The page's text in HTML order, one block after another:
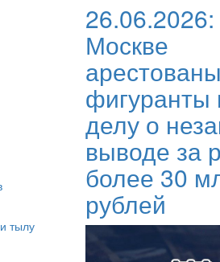
тылу
26.06.2026:
Москве
арестованы
фигуранты
делу о
выводе за
более 30
рублей